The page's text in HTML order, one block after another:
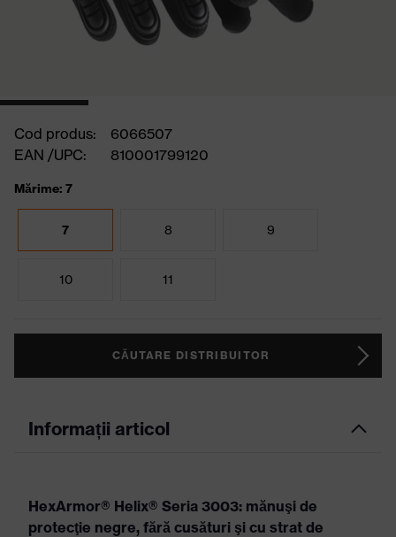
Cod produs:
6066507
EAN /UPC:
810001799120
Mărime: 7
7 8 9
10 11
CĂUTARE DISTRIBUITOR
Informații articol
HexArmor® Helix® Seria 3003: mănuşi de
protecţie negre, fără cusături şi cu strat de